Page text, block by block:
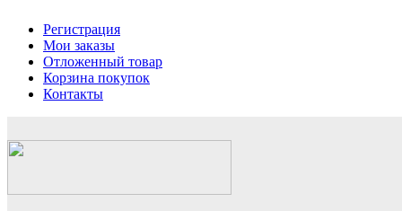
Регистрация
Мои заказы
Отложенный товар
Корзина покупок
Контакты